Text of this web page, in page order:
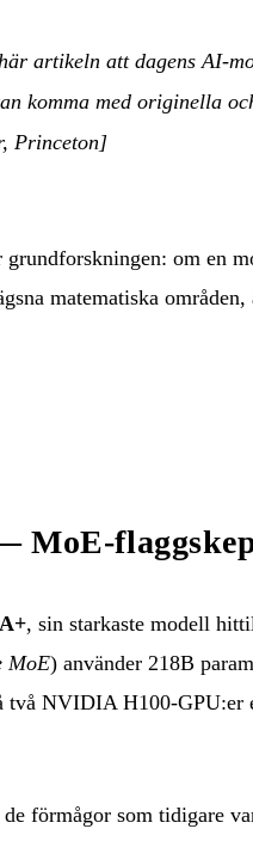
artikeln att dagens AI-
komma med originella
Princeton]
om en
matematiska
MoE-
, sin starkaste modell
MoE) använder 218B
två NVIDIA H100-
förmågor som tidigare